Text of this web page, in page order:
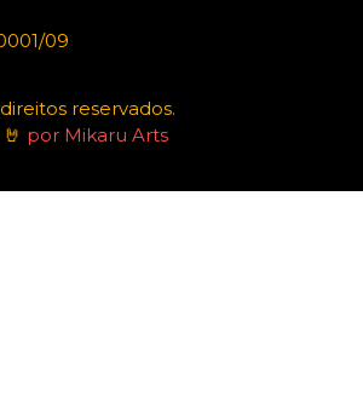
09
reservados.
por Mikaru Arts